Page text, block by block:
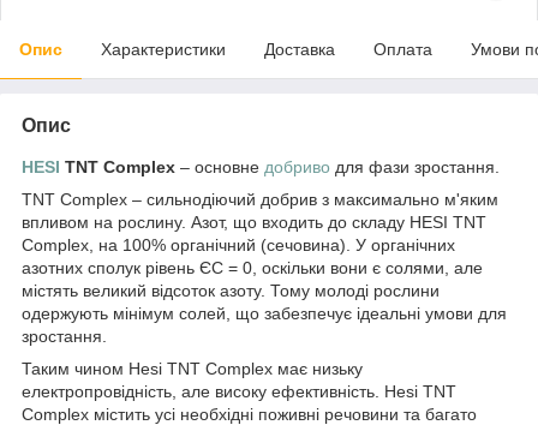
Опис Характеристики Доставка Оплата Умови
Опис
HESI TNT Complex – основне добриво для фази зростання.
TNT Complex – сильнодіючий добрив з максимально м'яким
впливом на рослину. Азот, що входить до складу HESI TNT
Complex, на 100% органічний (сечовина). У органічних
азотних сполук рівень ЄС = 0, оскільки вони є солями, але
містять великий відсоток азоту. Тому молоді рослини
одержують мінімум солей, що забезпечує ідеальні умови для
зростання.
Таким чином Hesi TNT Complex має низьку
електропровідність, але високу ефективність. Hesi TNT
Complex містить усі необхідні поживні речовини та багато